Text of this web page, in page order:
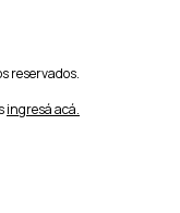
reservados.
ingresá acá.